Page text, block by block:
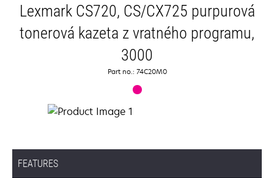
Lexmark CS720, CS/CX725 purpurová
tonerová kazeta z vratného programu,
3000
Part no.: 74C20M0
FEATURES